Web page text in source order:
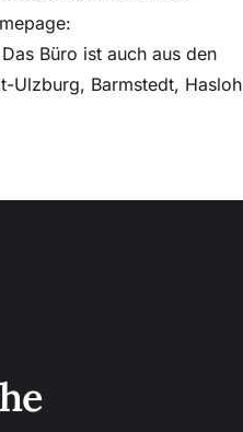
Büro ist auch aus den
Ulzburg, Barmstedt, Hasloh